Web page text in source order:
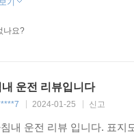
기
나요?
내 운전 리뷰입니다
2024-01-25 신고
내 운전 리뷰 입니다. 표